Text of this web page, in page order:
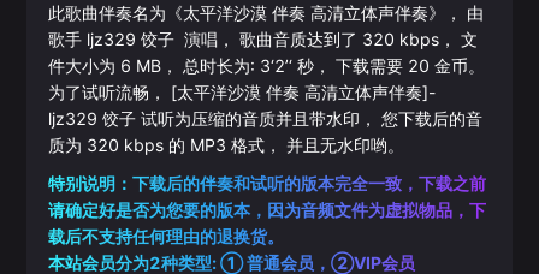
此歌曲伴奏名为《太平洋沙漠 伴奏 高清立体声伴奏》， 由
歌手 ljz329 饺子 演唱， 歌曲音质达到了 320 kbps， 文
件大小为 6 MB， 总时长为: 3‘2’‘秒， 下载需要 20 金币。
为了试听流畅， [太平洋沙漠 伴奏 高清立体声伴奏]-
ljz329 饺子 试听为压缩的音质并且带水印， 您下载后的音
质为 320 kbps 的 MP3 格式， 并且无水印哟。
特别说明：下载后的伴奏和试听的版本完全一致，下载之前
请确定好是否为您要的版本，因为音频文件为虚拟物品，下
载后不支持任何理由的退换货。
本站会员分为2种类型: ① 普通会员，②VIP会员